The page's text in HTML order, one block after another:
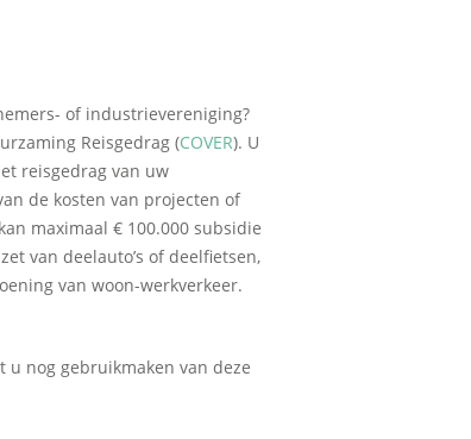
of industrievereniging?
Reisgedrag (COVER). U
reisgedrag van uw
de kosten van projecten of
maximaal € 100.000 subsidie
van deelauto’s of deelfietsen,
van woon-werkverkeer.
nog gebruikmaken van deze